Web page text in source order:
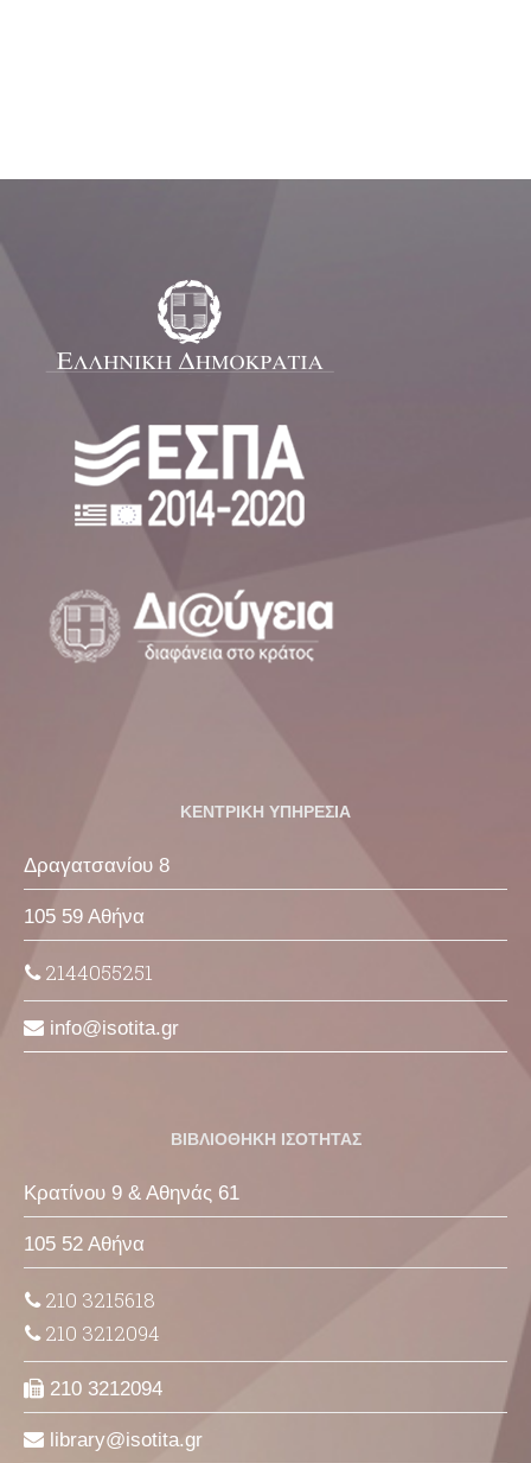
ΚΕΝΤΡΙΚΗ ΥΠΗΡΕΣΙΑ
Δραγατσανίου 8
105 59 Αθήνα
2144055251
info isotita gr
ΒΙΒΛΙΟΘΗΚΗ ΙΣΟΤΗΤΑΣ
Κρατίνου 9 & Αθηνάς 61
105 52 Αθήνα
210 3215618
210 3212094
210 3212094
library isotita gr